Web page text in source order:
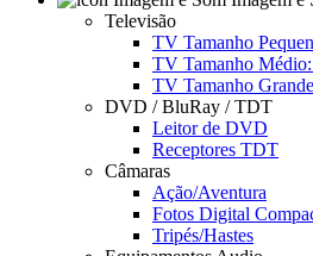
Televisão
TV Tamanho
TV Tamanho
TV Tamanho
DVD / BluRay / TDT
Leitor de DVD
Receptores TDT
Câmaras
Ação/Aventura
Fotos Digital
Tripés/Hastes